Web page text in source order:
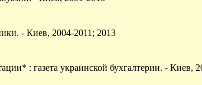
- Киев, 2004-2011; 2013
: газета украинской бухгалтерии. - Киев,